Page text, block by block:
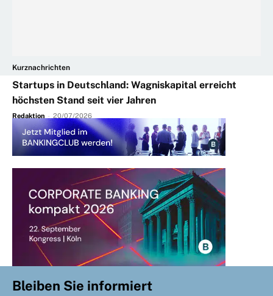
Kurznachrichten
Startups in Deutschland: Wagniskapital erreicht
höchsten Stand seit vier Jahren
Redaktion - 20/07/2026
Bleiben Sie informiert